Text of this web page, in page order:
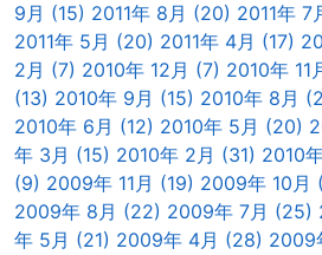
9月 (15) 2011年 8月 (20) 2011年 7
2011年 5月 (20) 2011年 4月 (17)
2月 (7) 2010年 12月 (7) 2010年 11
(13) 2010年 9月 (15) 2010年 8月
2010年 6月 (12) 2010年 5月 (20)
年 3月 (15) 2010年 2月 (31) 2010
(9) 2009年 11月 (19) 2009年 10月
2009年 8月 (22) 2009年 7月 (25)
年 5月 (21) 2009年 4月 (28) 2009